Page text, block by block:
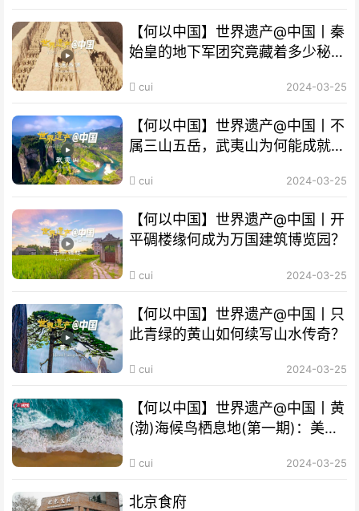
【何以中国】世界遗产@中国丨秦
始皇的地下军团究竟藏着多少秘
cui 2024-03-25
【何以中国】世界遗产@中国丨不
属三山五岳，武夷山为何能成就
cui 2024-03-25
【何以中国】世界遗产@中国丨开
平碉楼缘何成为万国建筑博览园？
cui 2024-03-25
【何以中国】世界遗产@中国丨只
此青绿的黄山如何续写山水传奇？
cui 2024-03-25
【何以中国】世界遗产@中国丨黄
(渤)海候鸟栖息地(第一期)：美丽
cui 2024-03-25
北京食府